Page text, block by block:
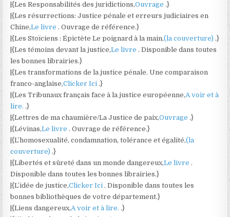
|{Les Responsabilités des juridictions,Ouvrage.}
|{Les résurrections: Justice pénale et erreurs judiciaires en
Chine,Le livre. Ouvrage de référence.}
|{Les Stoïciens : Épictète Le poignard à la main,(la couverture).}
|{Les témoins devant la justice,Le livre. Disponible dans toutes
les bonnes librairies.}
|{Les transformations de la justice pénale. Une comparaison
franco-anglaise,Clicker Ici.}
|{Les Tribunaux français face à la justice européenne,A voir et à
lire..}
|{Lettres de ma chaumière/La Justice de paix,Ouvrage.}
|{Lévinas,Le livre. Ouvrage de référence.}
|{L’homosexualité, condamnation, tolérance et égalité,(la
couverture).}
|{Libertés et sûreté dans un monde dangereux,Le livre.
Disponible dans toutes les bonnes librairies.}
|{L’idée de justice,Clicker Ici. Disponible dans toutes les
bonnes bibliothèques de votre département.}
|{Liens dangereux,A voir et à lire..}